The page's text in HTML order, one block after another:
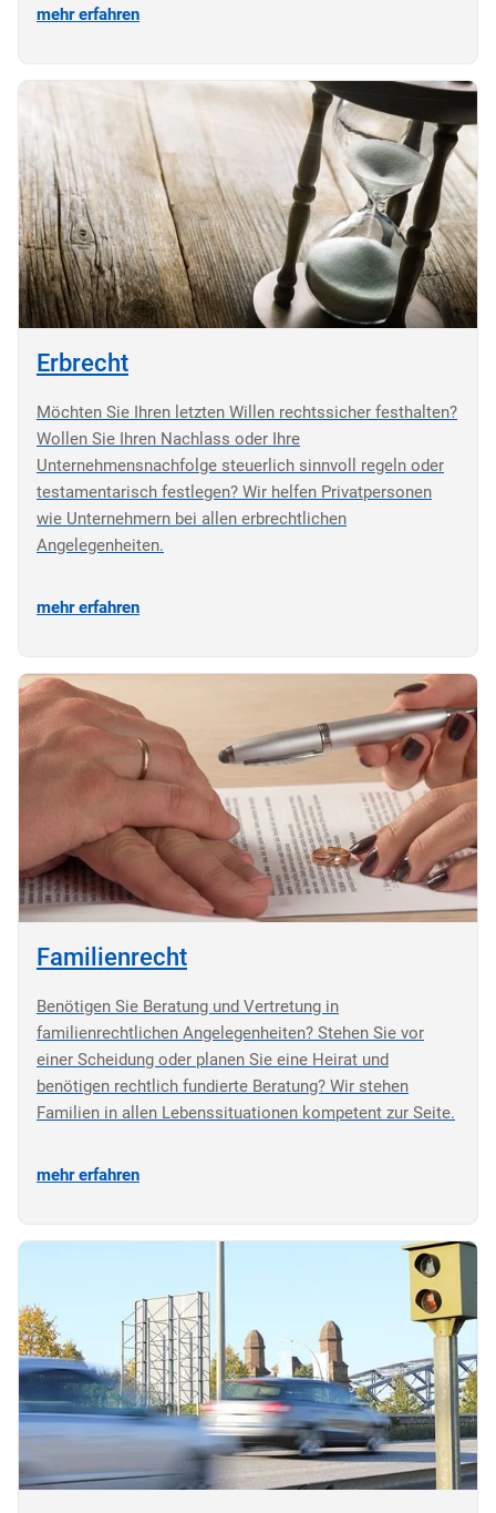
mehr erfahren
Erbrecht
Möchten Sie Ihren letzten Willen rechtssicher festhalten?
Wollen Sie Ihren Nachlass oder Ihre
Unternehmensnachfolge steuerlich sinnvoll regeln oder
testamentarisch festlegen? Wir helfen Privatpersonen
wie Unternehmern bei allen erbrechtlichen
Angelegenheiten.
mehr erfahren
Familienrecht
Benötigen Sie Beratung und Vertretung in
familienrechtlichen Angelegenheiten? Stehen Sie vor
einer Scheidung oder planen Sie eine Heirat und
benötigen rechtlich fundierte Beratung? Wir stehen
Familien in allen Lebenssituationen kompetent zur Seite.
mehr erfahren